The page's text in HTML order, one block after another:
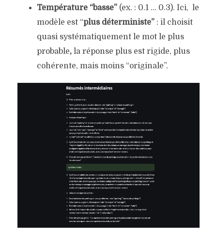
Température “basse” (ex. : 0.1 … 0.3). Ici, le
modèle est “plus déterministe”: il choisit
quasi systématiquement le mot le plus
probable, la réponse plus est rigide, plus
cohérente, mais moins “originale”.